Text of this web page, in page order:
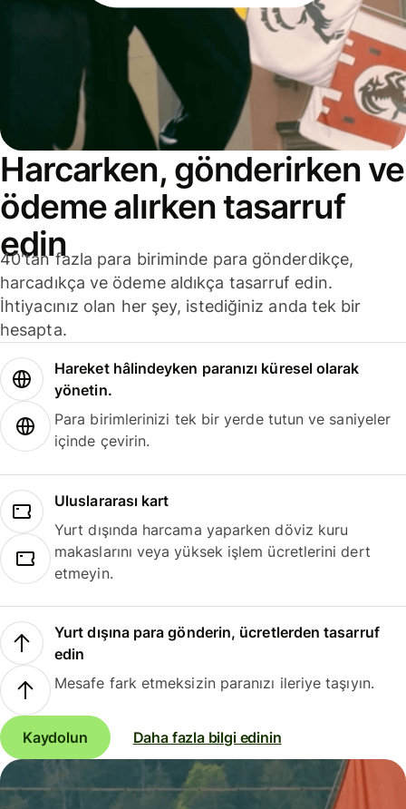
Harcarken, gönderirken ve
ödeme alırken tasarruf
edin
40'tan fazla para biriminde para gönderdikçe,
harcadıkça ve ödeme aldıkça tasarruf edin.
İhtiyacınız olan her şey, istediğiniz anda tek bir
hesapta.
Hareket hâlindeyken paranızı küresel olarak
yönetin.
Para birimlerinizi tek bir yerde tutun ve saniyeler
içinde çevirin.
Uluslararası kart
Yurt dışında harcama yaparken döviz kuru
makaslarını veya yüksek işlem ücretlerini dert
etmeyin.
Yurt dışına para gönderin, ücretlerden tasarruf
edin
Mesafe fark etmeksizin paranızı ileriye taşıyın.
Kaydolun Daha fazla bilgi edinin